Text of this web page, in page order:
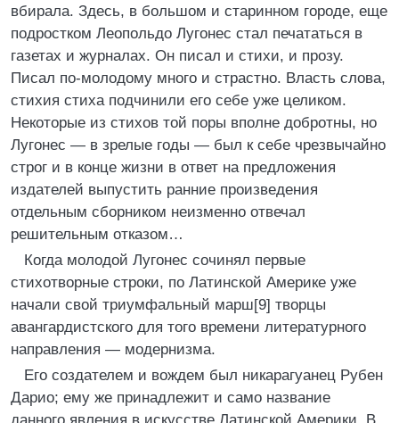
вбирала. Здесь, в большом и старинном городе, еще
подростком Леопольдо Лугонес стал печататься в
газетах и журналах. Он писал и стихи, и прозу.
Писал по-молодому много и страстно. Власть слова,
стихия стиха подчинили его себе уже целиком.
Некоторые из стихов той поры вполне добротны, но
Лугонес — в зрелые годы — был к себе чрезвычайно
строг и в конце жизни в ответ на предложения
издателей выпустить ранние произведения
отдельным сборником неизменно отвечал
решительным отказом…
Когда молодой Лугонес сочинял первые
стихотворные строки, по Латинской Америке уже
начали свой триумфальный марш[9] творцы
авангардистского для того времени литературного
направления — модернизма.
Его создателем и вождем был никарагуанец Рубен
Дарио; ему же принадлежит и само название